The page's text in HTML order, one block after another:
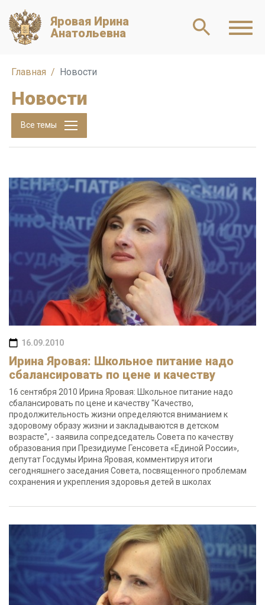
Яровая Ирина
Анатольевна
Главная Новости
Новости
Все темы
16.09.2010
Ирина Яровая: Школьное питание надо
сбалансировать по цене и качеству
16 сентября 2010 Ирина Яровая: Школьное питание надо
сбалансировать по цене и качеству "Качество,
продолжительность жизни определяются вниманием к
здоровому образу жизни и закладываются в детском
возрасте", - заявила сопредседатель Совета по качеству
образования при Президиуме Генсовета «Единой России»,
депутат Госдумы Ирина Яровая, комментируя итоги
сегодняшнего заседания Совета, посвященного проблемам
сохранения и укрепления здоровья детей в школах